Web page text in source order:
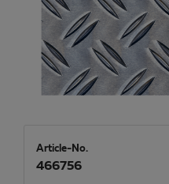
Article-No.
466756